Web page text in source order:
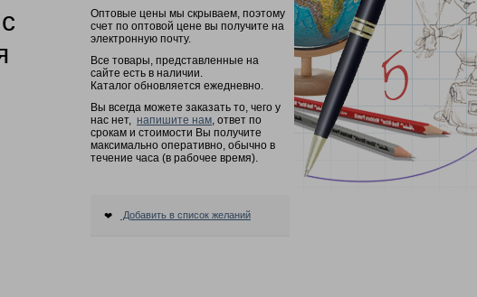
Оптовые цены мы скрываем, поэтому
счет по оптовой цене вы получите на
электронную почту.
Все товары, представленные на
сайте есть в наличии.
Каталог обновляется ежедневно.
Вы всегда можете заказать то, чего у
нас нет, напишите нам, ответ по
срокам и стоимости Вы получите
максимально оперативно, обычно в
течение часа (в рабочее время).
Добавить в список желаний